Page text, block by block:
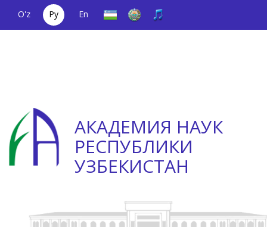
O'z Ру
En
АКАДЕМИЯ НАУК
РЕСПУБЛИКИ
УЗБЕКИСТАН